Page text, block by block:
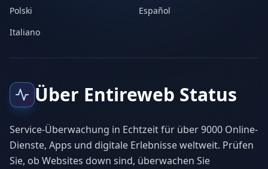
Polski
Español
Italiano
Über Entireweb Status
Service-Überwachung in Echtzeit für über 9000 Online-
Dienste, Apps und digitale Erlebnisse weltweit. Prüfen
Sie, ob Websites down sind, überwachen Sie